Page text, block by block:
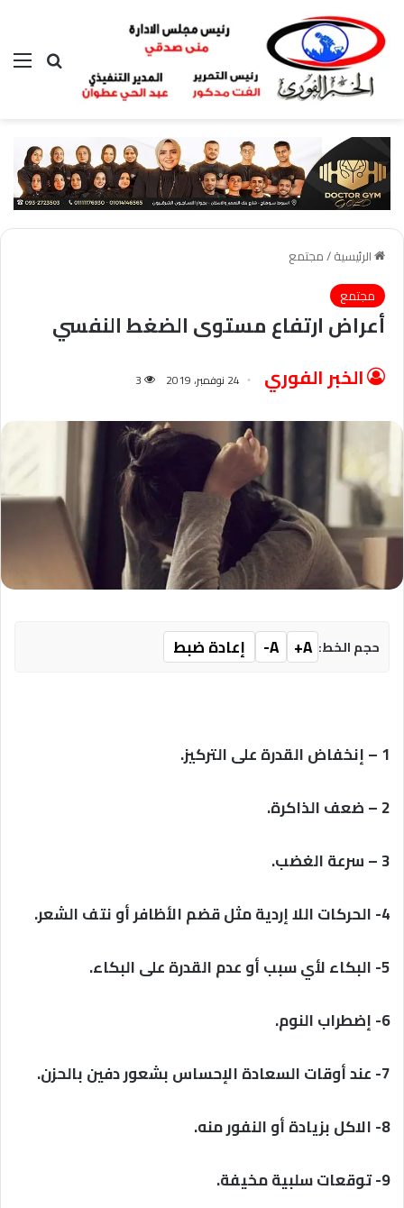
بحث عن
الرئيسية/مجتمع
مجتمع
أعراض ارتفاع مستوى الضغط النفسي
الخبر الفوري 24 نوفمبر، 2019 3
حجم الخط: A+
A- إعادة ضبط
1 – إنخفاض القدرة على التركيز.
2 – ضعف الذاكرة.
3 – سرعة الغضب.
4- الحركات اللا إردية مثل قضم الأظافر أو نتف الشعر.
5- البكاء لأي سبب أو عدم القدرة على البكاء.
6- إضطراب النوم.
7- عند أوقات السعادة الإحساس بشعور دفين بالحزن.
8- الاكل بزيادة أو النفور منه.
9- توقعات سلبية مخيفة.